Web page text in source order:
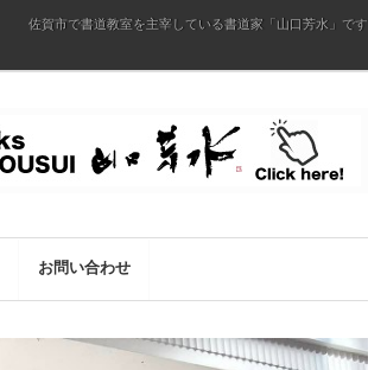
佐賀市で書道教室を主宰している書道家「山口芳水」です
お問い合わせ